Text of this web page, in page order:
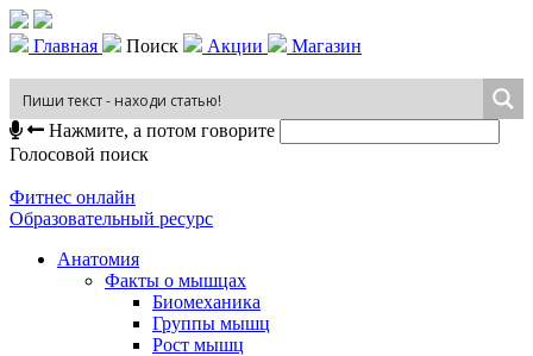
Главная Поиск Акции Магазин
Нажмите, а потом говорите
Голосовой поиск
Фитнес онлайн
Образовательный ресурс
Анатомия
Факты о мышцах
Биомеханика
Группы мышц
Рост мышц